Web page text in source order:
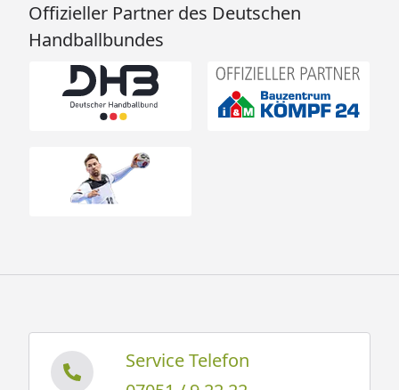
Offizieller Partner des Deutschen
Handballbundes
Service Telefon